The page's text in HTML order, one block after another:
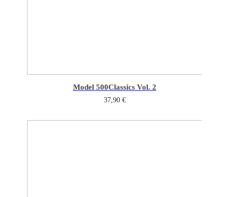
Model 500Classics Vol. 2
37,90 €